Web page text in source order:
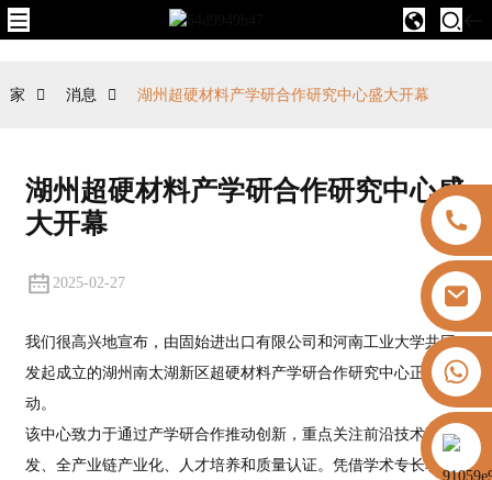
+8613325821813
https://vk.com/id855439469
家 消息 湖州超硬材料产学研合作研究中心盛大开幕
湖州超硬材料产学研合作研究中心盛
大开幕
2025-02-27
我们很高兴地宣布，由固始进出口有限公司和河南工业大学共同
发起成立的湖州南太湖新区超硬材料产学研合作研究中心正式启
动。
该中心致力于通过产学研合作推动创新，重点关注前沿技术研
发、全产业链产业化、人才培养和质量认证。凭借学术专长和强